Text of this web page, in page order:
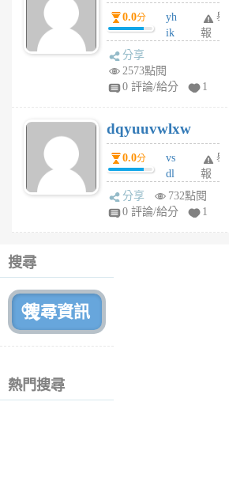
月
前
0.0分
yh
ik
tu
6
個
月
前
舉
報
分享
2573點閱
0 評論/給分
1
dqyuuvwlxw
0.0分
vs
dl
sq
fy
舉
報
分享
732點閱
0 評論/給分
1
搜尋
熱門搜尋